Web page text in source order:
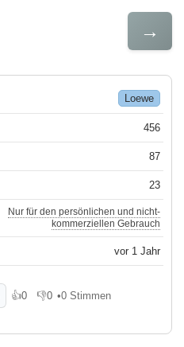
→
Loewe
456
87
23
Nur für den persönlichen und nicht-
kommerziellen Gebrauch
vor 1 Jahr
👍0
Gefällt mir
👎0
Gefällt mir nicht
•0 Stimmen